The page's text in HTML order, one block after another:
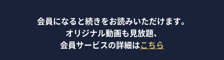
会員になると続きをお読みいただけます。
オリジナル動画も見放題、
会員サービスの詳細はこちら